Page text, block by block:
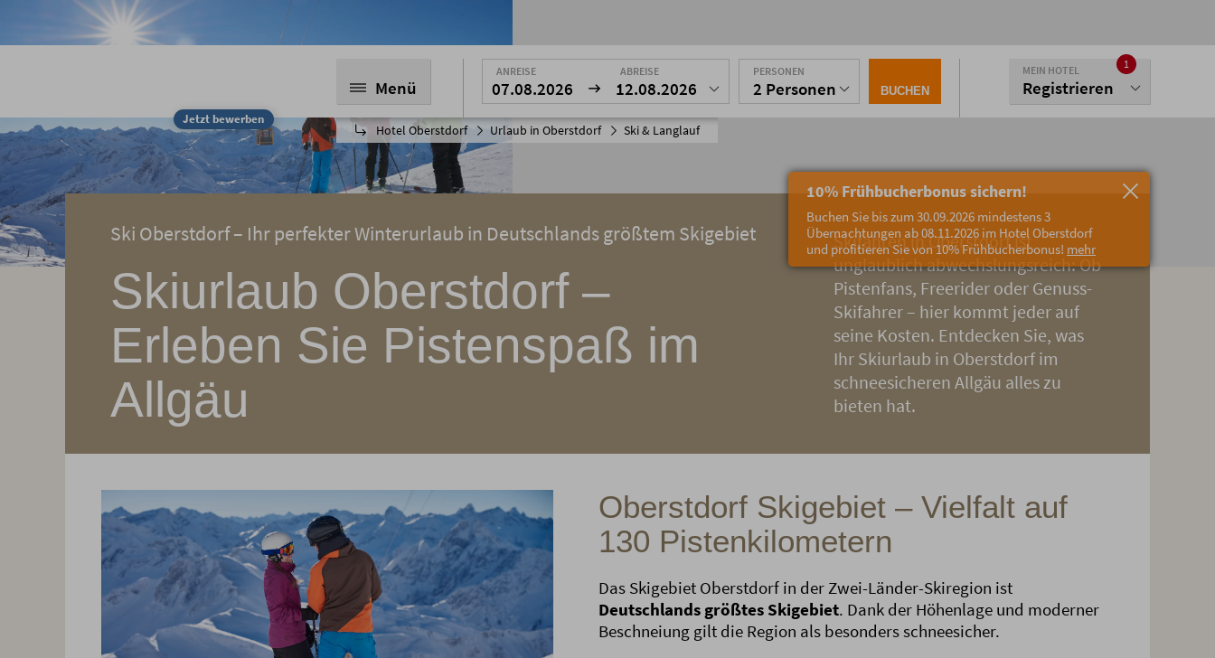
Jetzt bewerben
Menü
Hotel Oberstdorf Urlaub in Oberstdorf Ski & Langlauf
10% Frühbucherbonus sichern!
Buchen Sie bis zum 30.09.2026 mindestens 3
Übernachtungen ab 08.11.2026 im Hotel Oberstdorf
und profitieren Sie von 10% Frühbucherbonus! mehr
ANREISE
07.08.2026
ABREISE
12.08.2026
PERSONEN
2 Personen BUCHEN
MEIN HOTEL
Registrieren
1
Ski Oberstdorf – Ihr perfekter Winterurlaub in Deutschlands größtem Skigebiet
Skiurlaub Oberstdorf –
Erleben Sie Pistenspaß im
Allgäu
Skifahren in Oberstdorf ist
unglaublich abwechslungsreich: Ob
Pistenfans, Freerider oder Genuss-
Skifahrer – hier kommt jeder auf
seine Kosten. Entdecken Sie, was
Ihr Skiurlaub in Oberstdorf im
schneesicheren Allgäu alles zu
bieten hat.
Oberstdorf Skigebiet – Vielfalt auf
130 Pistenkilometern
Das Skigebiet Oberstdorf in der Zwei-Länder-Skiregion ist
Deutschlands größtes Skigebiet. Dank der Höhenlage und moderner
Beschneiung gilt die Region als besonders schneesicher.